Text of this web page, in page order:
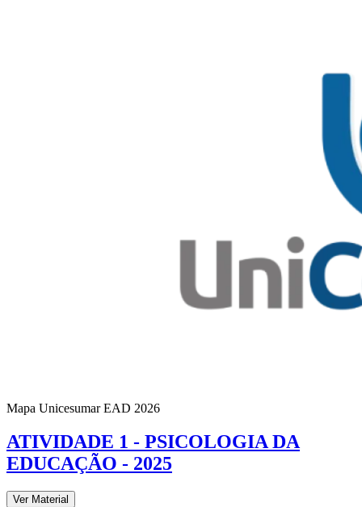
Mapa Unicesumar EAD 2026
ATIVIDADE 1 - PSICOLOGIA DA
EDUCAÇÃO - 2025
Ver Material